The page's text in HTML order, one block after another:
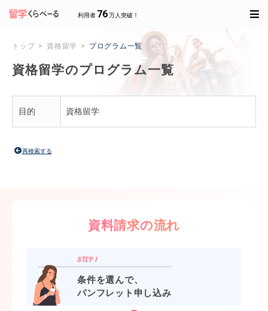
利用者 76万人突破！
トップ 資格留学 プログラム一覧
資格留学のプログラム一覧
目的 資格留学
再検索する
資料請求の流れ
条件を選んで、
パンフレット申し込み